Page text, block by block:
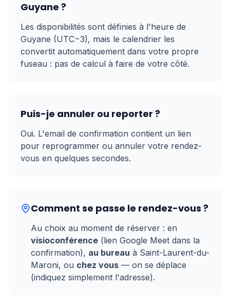
Guyane ?
Les disponibilités sont définies à l'heure de
Guyane (UTC−3), mais le calendrier les
convertit automatiquement dans votre propre
fuseau : pas de calcul à faire de votre côté.
Puis-je annuler ou reporter ?
Oui. L'email de confirmation contient un lien
pour reprogrammer ou annuler votre rendez-
vous en quelques secondes.
Comment se passe le rendez-vous ?
Au choix au moment de réserver : en
visioconférence (lien Google Meet dans la
confirmation), au bureau à Saint-Laurent-du-
Maroni, ou chez vous — on se déplace
(indiquez simplement l'adresse).